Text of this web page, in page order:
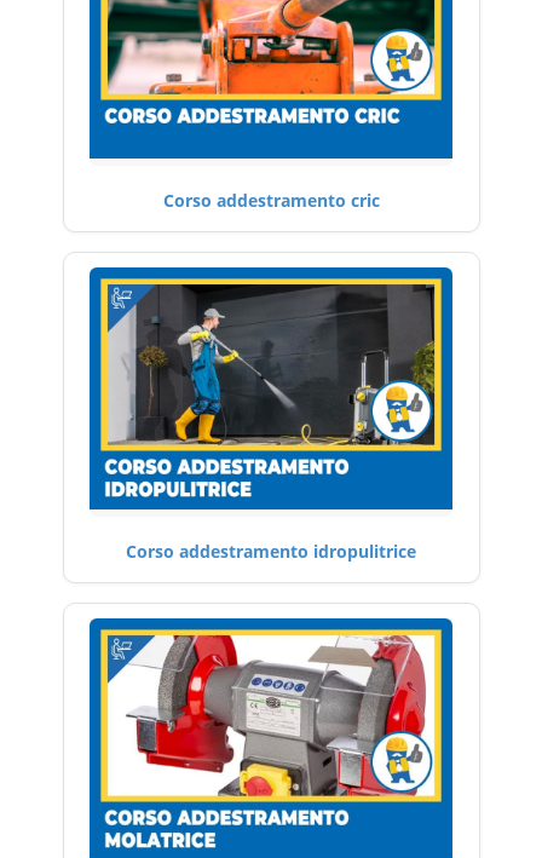
Corso addestramento cric
Corso addestramento idropulitrice